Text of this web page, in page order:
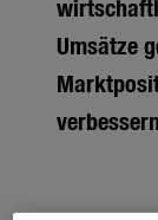
Umsätze